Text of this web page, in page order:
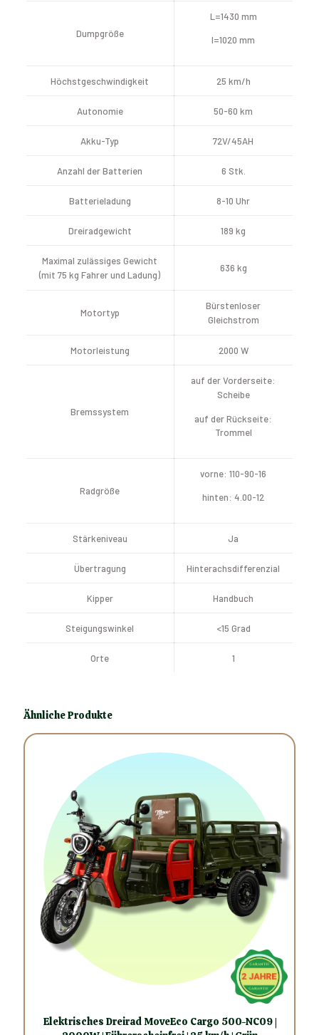
Dumpgröße
L=1430 mm
l=1020 mm
Höchstgeschwindigkeit 25 km/h
Autonomie 50-60 km
Akku-Typ 72V/45AH
Anzahl der Batterien 6 Stk.
Batterieladung 8-10 Uhr
Dreiradgewicht 189 kg
Maximal zulässiges Gewicht
(mit 75 kg Fahrer und Ladung)
636 kg
Motortyp
Bürstenloser
Gleichstrom
Motorleistung 2000 W
Bremssystem
auf der Vorderseite:
Scheibe
auf der Rückseite:
Trommel
Radgröße
vorne: 110-90-16
hinten: 4.00-12
Stärkeniveau Ja
Übertragung Hinterachsdifferenzial
Kipper Handbuch
Steigungswinkel <15 Grad
Orte 1
Ähnliche Produkte
Elektrisches Dreirad MoveEco Cargo 500-NC09 |